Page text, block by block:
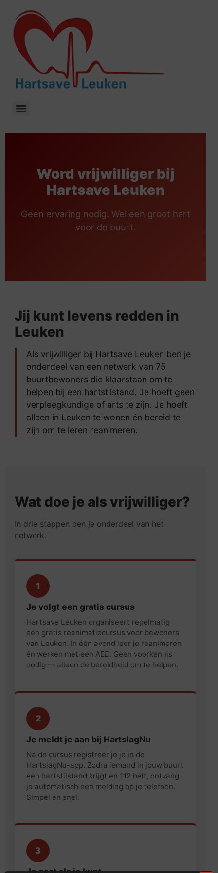
Word vrijwilliger bij
Hartsave Leuken
Geen ervaring nodig. Wel een groot hart
voor de buurt.
Jij kunt levens redden in
Leuken
Als vrijwilliger bij Hartsave Leuken ben je
onderdeel van een netwerk van 75
buurtbewoners die klaarstaan om te
helpen bij een hartstilstand. Je hoeft geen
verpleegkundige of arts te zijn. Je hoeft
alleen in Leuken te wonen én bereid te
zijn om te leren reanimeren.
Wat doe je als vrijwilliger?
In drie stappen ben je onderdeel van het
netwerk.
1
Je volgt een gratis cursus
Hartsave Leuken organiseert regelmatig
een gratis reanimatiecursus voor bewoners
van Leuken. In één avond leer je reanimeren
én werken met een AED. Geen voorkennis
nodig — alleen de bereidheid om te helpen.
2
Je meldt je aan bij HartslagNu
Na de cursus registreer je je in de
HartslagNu-app. Zodra iemand in jouw buurt
een hartstilstand krijgt en 112 belt, ontvang
je automatisch een melding op je telefoon.
Simpel en snel.
3